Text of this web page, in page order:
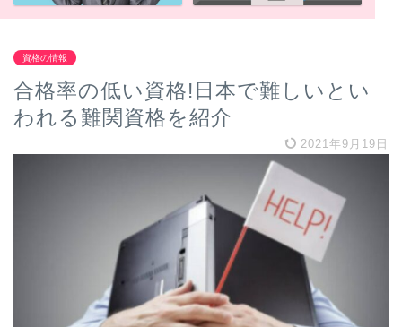
資格の情報
合格率の低い資格!日本で難しいとい
われる難関資格を紹介
2021年9月19日